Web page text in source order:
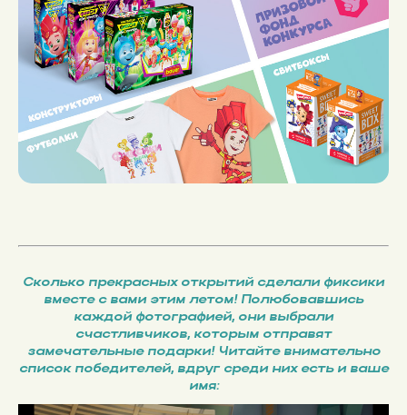
Сколько прекрасных открытий сделали фиксики
вместе с вами этим летом! Полюбовавшись
каждой фотографией, они выбрали
счастливчиков, которым отправят
замечательные подарки! Читайте внимательно
список победителей, вдруг среди них есть и ваше
имя: